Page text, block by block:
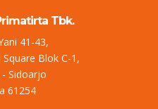
Tbk.
41-43,
Blok C-1,
Sidoarjo
61254